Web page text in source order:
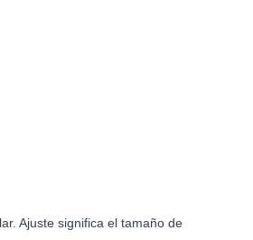
Ajuste significa el tamaño de